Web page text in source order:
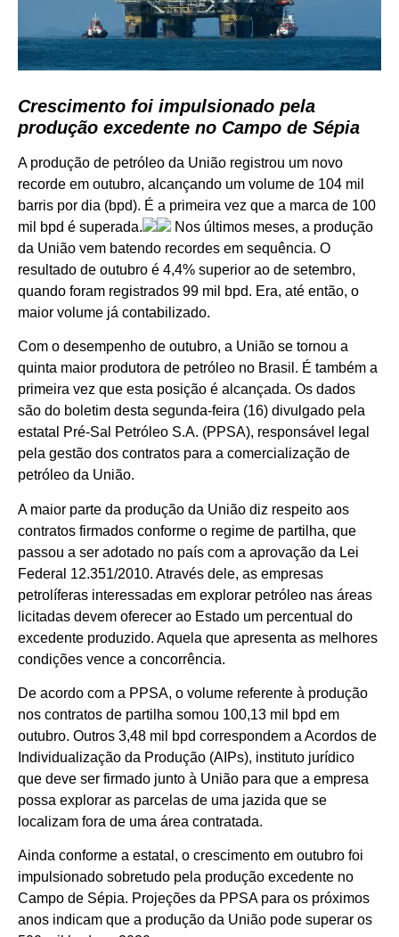
Crescimento foi impulsionado pela
produção excedente no Campo de Sépia
A produção de petróleo da União registrou um novo
recorde em outubro, alcançando um volume de 104 mil
barris por dia (bpd). É a primeira vez que a marca de 100
mil bpd é superada.
Nos últimos meses, a produção
da União vem batendo recordes em sequência. O
resultado de outubro é 4,4% superior ao de setembro,
quando foram registrados 99 mil bpd. Era, até então, o
maior volume já contabilizado.
Com o desempenho de outubro, a União se tornou a
quinta maior produtora de petróleo no Brasil. É também a
primeira vez que esta posição é alcançada. Os dados
são do boletim desta segunda-feira (16) divulgado pela
estatal Pré-Sal Petróleo S.A. (PPSA), responsável legal
pela gestão dos contratos para a comercialização de
petróleo da União.
A maior parte da produção da União diz respeito aos
contratos firmados conforme o regime de partilha, que
passou a ser adotado no país com a aprovação da Lei
Federal 12.351/2010. Através dele, as empresas
petrolíferas interessadas em explorar petróleo nas áreas
licitadas devem oferecer ao Estado um percentual do
excedente produzido. Aquela que apresenta as melhores
condições vence a concorrência.
De acordo com a PPSA, o volume referente à produção
nos contratos de partilha somou 100,13 mil bpd em
outubro. Outros 3,48 mil bpd correspondem a Acordos de
Individualização da Produção (AIPs), instituto jurídico
que deve ser firmado junto à União para que a empresa
possa explorar as parcelas de uma jazida que se
localizam fora de uma área contratada.
Ainda conforme a estatal, o crescimento em outubro foi
impulsionado sobretudo pela produção excedente no
Campo de Sépia. Projeções da PPSA para os próximos
anos indicam que a produção da União pode superar os